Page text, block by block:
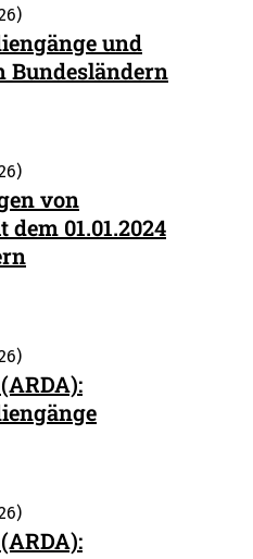
und
Bundesländern
von
01.01.2024